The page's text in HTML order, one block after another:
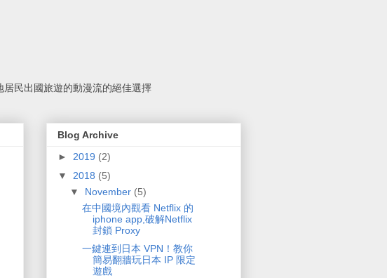
民出國旅遊的動漫流的絕佳選擇
Blog Archive
► 2019 (2)
▼ 2018 (5)
▼ November (5)
在中國境內觀看 Netflix 的
iphone app,破解Netflix
封鎖 Proxy
一鍵連到日本 VPN！教你
簡易翻牆玩日本 IP 限定
遊戲